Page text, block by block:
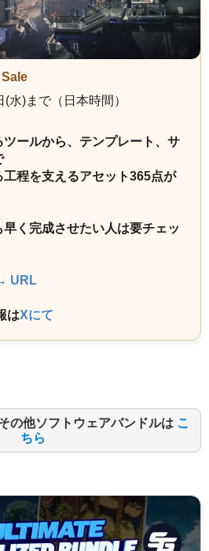
水)まで（日本時間）
ールから、テンプレート、サ
程を支えるアセット365点が
く完成させたい人は要チェッ
URL
はXにて
の他ソフトウェアバンドルは こ
ちら